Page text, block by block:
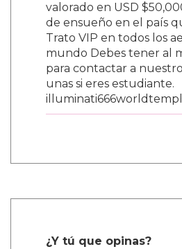
valorado en USD
de ensueño en el país
Trato VIP en todos los
mundo Debes tener al
para contactar a
unas si eres estudiante.
¿Y tú que opinas?